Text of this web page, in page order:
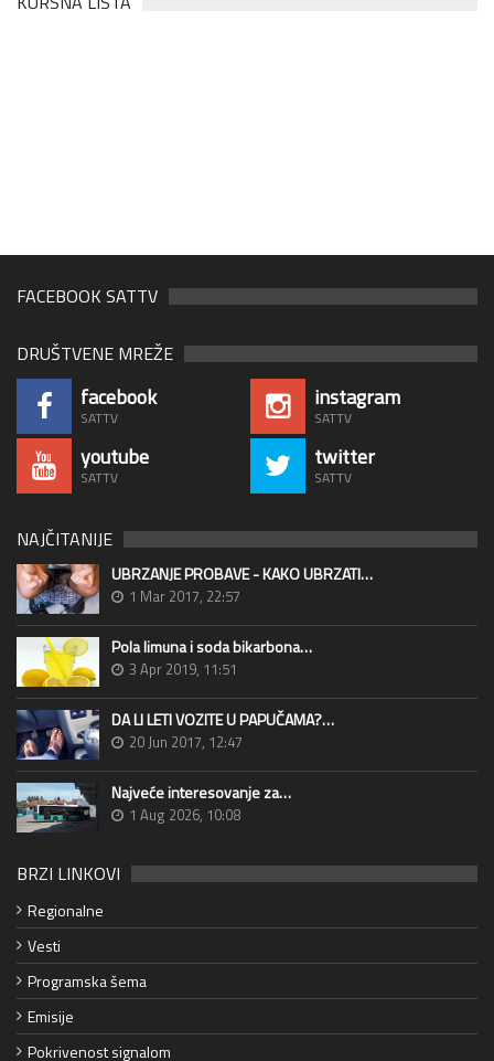
FACEBOOK SATTV
DRUŠTVENE MREŽE
facebook
SATTV
instagram
SATTV
youtube
SATTV
twitter
SATTV
NAJČITANIJE
UBRZANJE PROBAVE - KAKO UBRZATI…
1 Mar 2017, 22:57
Pola limuna i soda bikarbona…
3 Apr 2019, 11:51
DA LI LETI VOZITE U PAPUČAMA?…
20 Jun 2017, 12:47
Najveće interesovanje za…
1 Aug 2026, 10:08
BRZI LINKOVI
Regionalne
Vesti
Programska šema
Emisije
Pokrivenost signalom